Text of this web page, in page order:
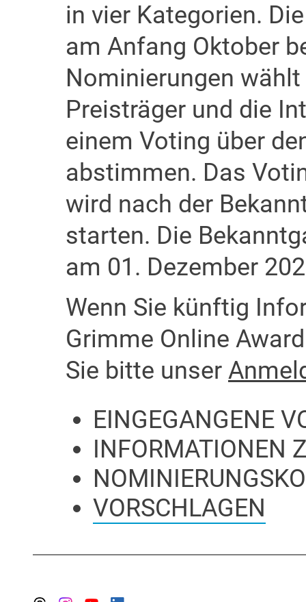
in vier Kategorien.
am Anfang Oktober
Nominierungen
Preisträger und die
einem Voting über
abstimmen. Das
wird nach der
starten. Die
am 01. Dezember
Wenn Sie künftig
Grimme Online
Sie bitte unser
EINGEGANGENE
INFORMATIONEN
VORSCHLAGEN